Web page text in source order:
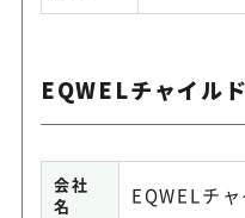
EQWELチャイル
会社
名
EQWELチ